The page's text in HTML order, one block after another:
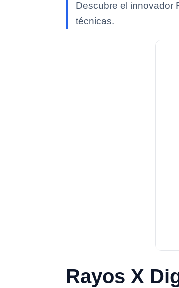
Descubre el innovador
técnicas.
Rayos X